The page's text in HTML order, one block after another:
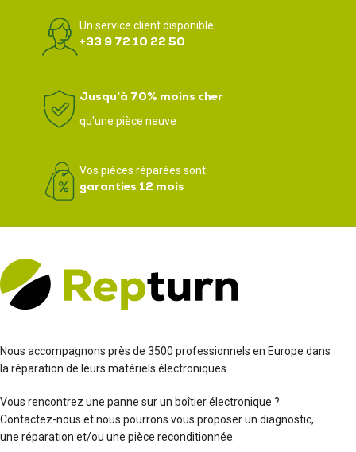
Un service client disponible
+33 9 72 10 22 50
Jusqu'à 70% moins cher
qu'une pièce neuve
Vos pièces réparées sont
garanties 12 mois
Nous accompagnons près de 3500 professionnels en Europe dans
la réparation de leurs matériels électroniques.
Vous rencontrez une panne sur un boîtier électronique ?
Contactez-nous et nous pourrons vous proposer un diagnostic,
une réparation et/ou une pièce reconditionnée.